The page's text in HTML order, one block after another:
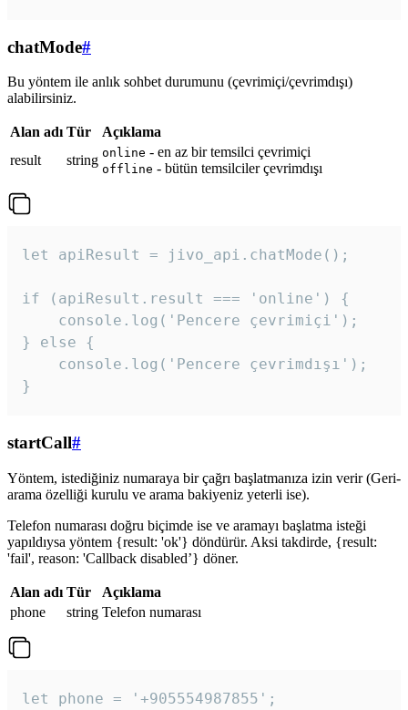
chatMode#
Bu yöntem ile anlık sohbet durumunu (çevrimiçi/çevrimdışı)
alabilirsiniz.
Alan adı Tür
Açıklama
result
string online - en az bir temsilci çevrimiçi
offline - bütün temsilciler çevrimdışı
let apiResult = jivo_api.chatMode();
if (apiResult.result === 'online') {
    console.log('Pencere çevrimiçi');
} else {
    console.log('Pencere çevrimdışı');
}
startCall#
Yöntem, istediğiniz numaraya bir çağrı başlatmanıza izin verir (Geri-
arama özelliği kurulu ve arama bakiyeniz yeterli ise).
Telefon numarası doğru biçimde ise ve aramayı başlatma isteği
yapıldıysa yöntem {result: 'ok'} döndürür. Aksi takdirde, {result:
'fail', reason: 'Callback disabled’} döner.
Alan adı Tür
Açıklama
phone
string Telefon numarası
let phone = '+905554987855';